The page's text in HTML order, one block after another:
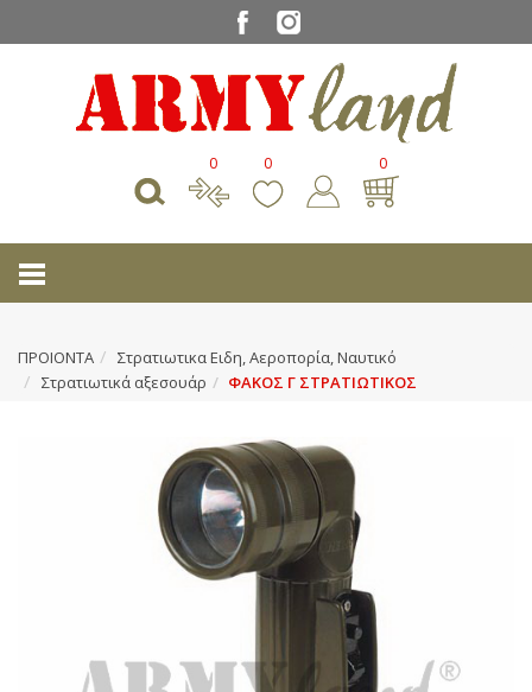
0 0 0
ΠΡΟΙΟΝΤΑ
Στρατιωτικα Ειδη, Αεροπορία, Ναυτικό
Στρατιωτικά αξεσουάρ
ΦΑΚΟΣ Γ ΣΤΡΑΤΙΩΤΙΚΟΣ